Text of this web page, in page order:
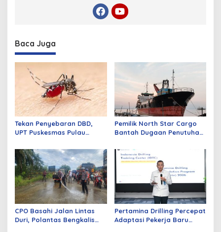
Baca Juga
Tekan Penyebaran DBD,
UPT Puskesmas Pulau
Larvasidasi Massal
Pemilik North Star Cargo
Bantah Dugaan Penutuhan
Dumai
CPO Basahi Jalan Lintas
Duri, Polantas Bengkalis
Pertamina Drilling Percepat
Adaptasi Pekerja Baru